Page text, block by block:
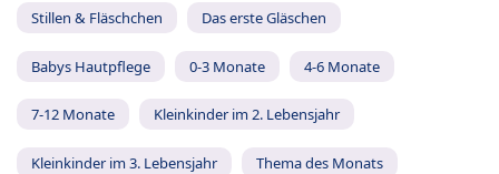
Stillen & Fläschchen Das erste Gläschen
Babys Hautpflege 0-3 Monate 4-6 Monate
7-12 Monate Kleinkinder im 2. Lebensjahr
Kleinkinder im 3. Lebensjahr Thema des Monats